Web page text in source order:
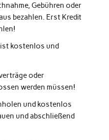
Gebühren oder
bezahlen. Erst Kredit
kostenlos und
oder
werden müssen!
und kostenlos
und abschließend